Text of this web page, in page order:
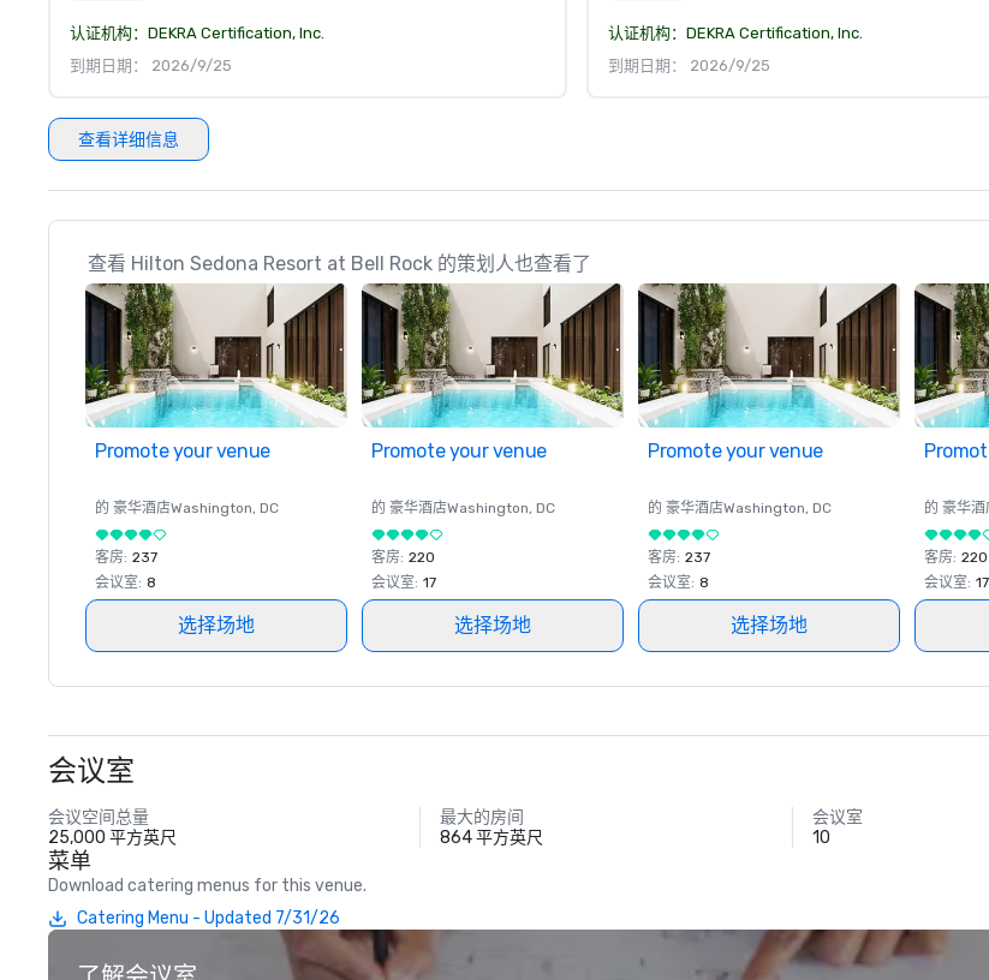
认证机构： DEKRA Certification, Inc.
到期日期： 2026/9/25
认证机构： DEKRA Certification, Inc.
到期日期： 2026/9/25
查看详细信息
查看 Hilton Sedona Resort at Bell Rock 的策划人也查看了
Promote your venue
的 豪华酒店Washington, DC
客房: 237
会议室: 8
选择场地
Promote your venue
的 豪华酒店Washington, DC
客房: 220
会议室: 17
选择场地
Promote your venue
的 豪华酒店Washington, DC
客房: 237
会议室: 8
选择场地
的 豪华酒
客房: 220
会议室: 17
会议室
会议空间总量
25,000 平方英尺
最大的房间
864 平方英尺
会议室
10
菜单
Download catering menus for this venue.
Catering Menu - Updated 7/31/26